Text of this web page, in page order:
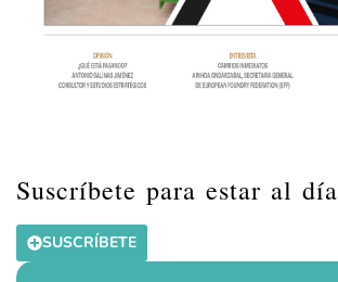
Suscríbete para estar al día
SUSCRÍBETE